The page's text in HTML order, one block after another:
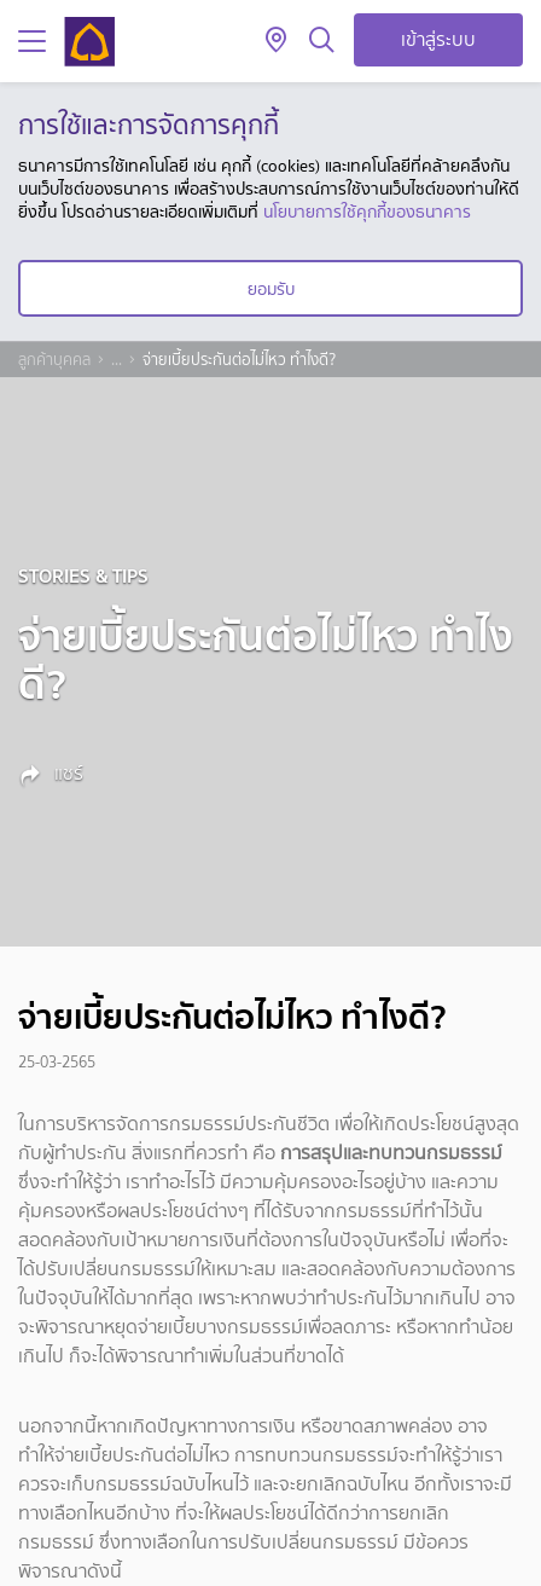
เข้าสู่ระบบ
การใช้และการจัดการคุกกี้
ธนาคารมีการใช้เทคโนโลยี เช่น คุกกี้ (cookies) และเทคโนโลยีที่คล้ายคลึงกัน
บนเว็บไซต์ของธนาคาร เพื่อสร้างประสบการณ์การใช้งานเว็บไซต์ของท่านให้ดี
ยิ่งขึ้น โปรดอ่านรายละเอียดเพิ่มเติมที่ นโยบายการใช้คุกกี้ของธนาคาร
ยอมรับ
ลูกค้าบุคคล ... จ่ายเบี้ยประกันต่อไม่ไหว ทำไงดี?
STORIES & TIPS
จ่ายเบี้ยประกันต่อไม่ไหว ทำไง
ดี?
แชร์
จ่ายเบี้ยประกันต่อไม่ไหว ทำไงดี?
25-03-2565
ในการบริหารจัดการกรมธรรม์ประกันชีวิต เพื่อให้เกิดประโยชน์สูงสุด
กับผู้ทำประกัน สิ่งแรกที่ควรทำ คือ การสรุปและทบทวนกรมธรรม์
ซึ่งจะทำให้รู้ว่า เราทำอะไรไว้ มีความคุ้มครองอะไรอยู่บ้าง และความ
คุ้มครองหรือผลประโยชน์ต่างๆ ที่ได้รับจากกรมธรรม์ที่ทำไว้นั้น
สอดคล้องกับเป้าหมายการเงินที่ต้องการในปัจจุบันหรือไม่ เพื่อที่จะ
ได้ปรับเปลี่ยนกรมธรรม์ให้เหมาะสม และสอดคล้องกับความต้องการ
ในปัจจุบันให้ได้มากที่สุด เพราะหากพบว่าทำประกันไว้มากเกินไป อาจ
จะพิจารณาหยุดจ่ายเบี้ยบางกรมธรรม์เพื่อลดภาระ หรือหากทำน้อย
เกินไป ก็จะได้พิจารณาทำเพิ่มในส่วนที่ขาดได้
นอกจากนี้หากเกิดปัญหาทางการเงิน หรือขาดสภาพคล่อง อาจ
ทำให้จ่ายเบี้ยประกันต่อไม่ไหว การทบทวนกรมธรรม์จะทำให้รู้ว่าเรา
ควรจะเก็บกรมธรรม์ฉบับไหนไว้ และจะยกเลิกฉบับไหน อีกทั้งเราจะมี
ทางเลือกไหนอีกบ้าง ที่จะให้ผลประโยชน์ได้ดีกว่าการยกเลิก
กรมธรรม์ ซึ่งทางเลือกในการปรับเปลี่ยนกรมธรรม์ มีข้อควร
พิจารณาดังนี้